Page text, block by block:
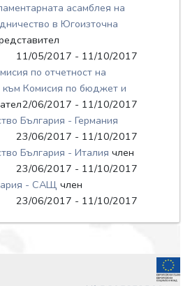
асамблея на
в Югоизточна
11/05/2017 - 11/10/2017
по отчетност на
към Комисия по бюджет и
2/06/2017 - 11/10/2017
България - Германия
23/06/2017 - 11/10/2017
България - Италиячлен
23/06/2017 - 11/10/2017
- САЩчлен
23/06/2017 - 11/10/2017